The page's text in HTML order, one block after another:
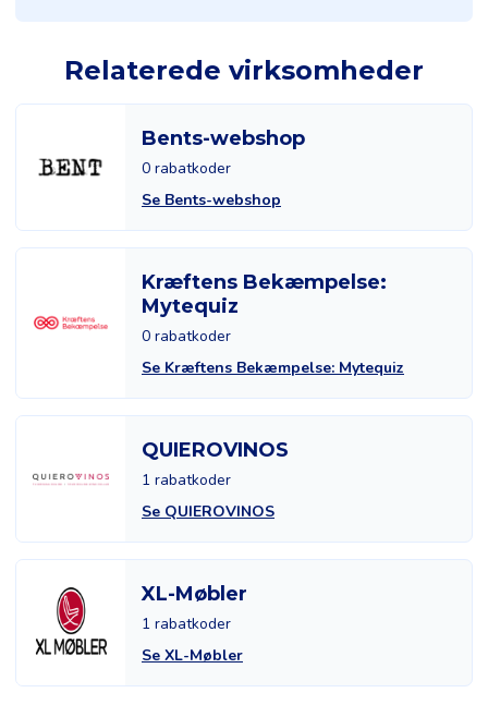
Relaterede virksomheder
Bents-webshop
0 rabatkoder
Se Bents-webshop
Kræftens Bekæmpelse:
Mytequiz
0 rabatkoder
Se Kræftens Bekæmpelse: Mytequiz
QUIEROVINOS
1 rabatkoder
Se QUIEROVINOS
XL-Møbler
1 rabatkoder
Se XL-Møbler